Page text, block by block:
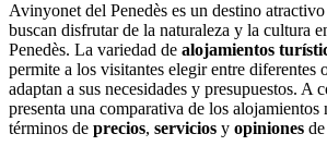
Avinyonet del Penedès es un destino
buscan disfrutar de la naturaleza y la cultura
Penedès. La variedad de alojamientos
permite a los visitantes elegir entre diferentes
adaptan a sus necesidades y presupuestos. A
presenta una comparativa de los alojamientos
términos de precios, servicios y opiniones